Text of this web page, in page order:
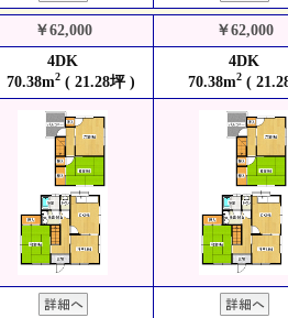
￥62,000
￥62,000
4DK
70.38m2( 21.28坪 )
4DK
70.38m2(